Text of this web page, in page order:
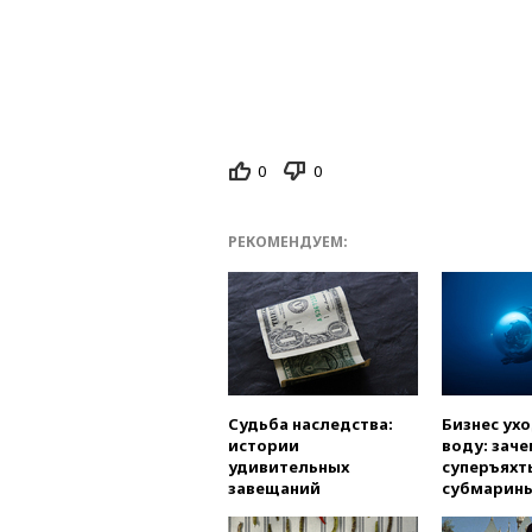
0 0
РЕКОМЕНДУЕМ:
Судьба наследства:
истории
удивительных
завещаний
Бизнес
воду: